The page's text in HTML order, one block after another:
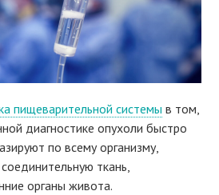
пищеварительной системы в том,
диагностике опухоли быстро
по всему организму,
ткань,
органы живота.